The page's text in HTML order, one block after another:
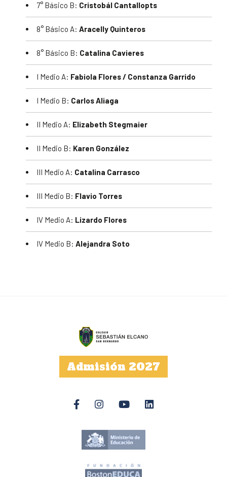
7° Básico B: Cristobál Cantallopts
8° Básico A: Aracelly Quinteros
8° Básico B: Catalina Cavieres
I Medio A: Fabiola Flores / Constanza Garrido
I Medio B: Carlos Aliaga
II Medio A: Elizabeth Stegmaier
II Medio B: Karen González
III Medio A: Catalina Carrasco
III Medio B: Flavio Torres
IV Medio A: Lizardo Flores
IV Medio B: Alejandra Soto
Admisión 2027